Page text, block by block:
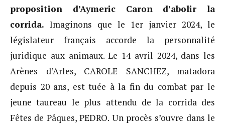
proposition d’Aymeric Caron d’abolir la
corrida. Imaginons que le 1er janvier 2024, le
législateur français accorde la personnalité
juridique aux animaux. Le 14 avril 2024, dans les
Arènes d’Arles, CAROLE SANCHEZ, matadora
depuis 20 ans, est tuée à la fin du combat par le
jeune taureau le plus attendu de la corrida des
Fêtes de Pâques, PEDRO. Un procès s’ouvre dans le